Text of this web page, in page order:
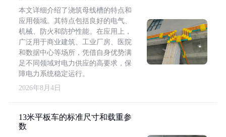
本文详细介绍了浇筑母线槽的特点和
应用领域。其特点包括良好的电气、
机械、防火和防护性能。在应用上，
广泛用于商业建筑、工业厂房、医院
和数据中心等场所，凭借自身优势满
足不同领域对电力供应的高要求，保
障电力系统稳定运行。
2026年8月4日
13米平板车的标准尺寸和载重参
数